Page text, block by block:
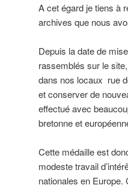
A cet égard je tiens à
archives que nous
Depuis la date de
rassemblés sur le
dans nos locaux rue
et conserver de
effectué avec
bretonne et
Cette médaille est
modeste travail
nationales en Europe.